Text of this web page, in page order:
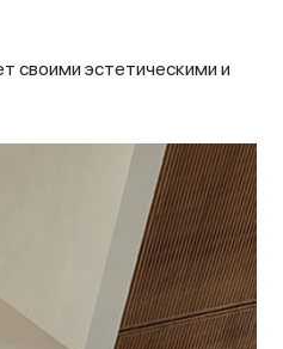
своими эстетическими и